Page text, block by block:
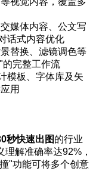
媒体内容、公文写
话式内容优化
替换、滤镜调色等
的完整工作流
模板、字体库及矢
用
秒快速出图的行业
解准确率达92%，
"功能可将多个创意